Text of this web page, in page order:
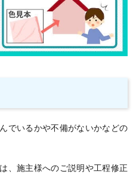
でいるかや不備がないかなどの
、施主様へのご説明や工程修正